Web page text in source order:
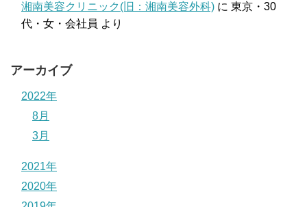
湘南美容クリニック(旧：湘南美容外科) に 東京・30
代・女・会社員 より
アーカイブ
2022年
8月
3月
2021年
2020年